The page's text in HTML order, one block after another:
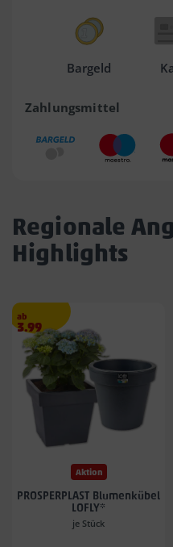
Bargeld
Zahlungsmittel
Regionale
Highlights
ab
Angebotspreis
3.99
€
3.99
Aktion
PROSPERPLAST Blumenkübel
LOFLY*
je Stück